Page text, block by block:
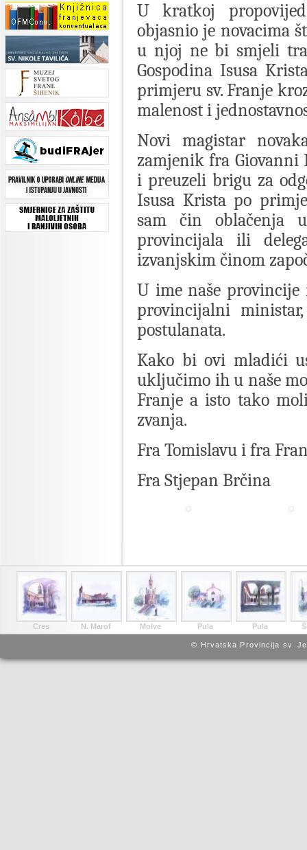
U kratkoj
objasnio je novacima
u njoj ne bi smjeli
Gospodina Isusa
primjeru sv. Franje
malenost i
Novi magistar
zamjenik fra Giovanni
i preuzeli brigu za
Isusa Krista po
sam čin oblačenja
provincijala ili
izvanjskim činom
U ime naše provincije
provincijalni
postulanata.
Kako bi ovi mladići
uključimo ih u naše
Franje a isto tako
zvanja.
Fra Tomislavu i fra
Fra Stjepan Brčina
Cres N. Marof Molve Pula Pula
© Hrvatska Provincija sv.